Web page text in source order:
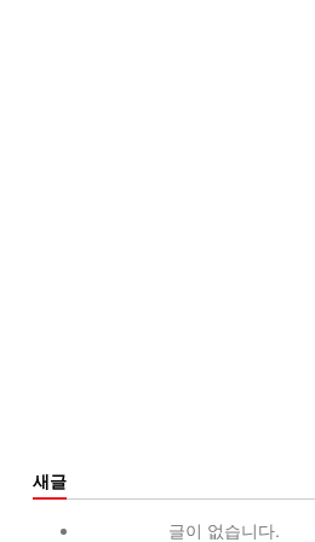
새글
글이 없습니다.